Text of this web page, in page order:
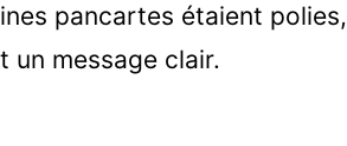
pancartes étaient polies,
un message clair.